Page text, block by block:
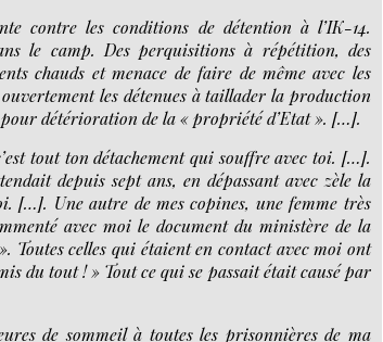
contre les conditions de détention à l’IK-14.
le camp. Des perquisitions à répétition, des
chauds et menace de faire de même avec les
les détenues à taillader la production
détérioration de la « propriété d’Etat ». […].
tout ton détachement qui souffre avec toi. […].
depuis sept ans, en dépassant avec zèle la
[…]. Une autre de mes copines, une femme très
avec moi le document du ministère de la
celles qui étaient en contact avec moi ont
du tout ! » Tout ce qui se passait était causé par
de sommeil à toutes les prisonnières de ma